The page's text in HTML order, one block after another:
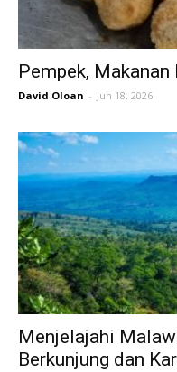
Pempek,
David Oloan - Jun 18, 2026
Menjelajahi
Berkunjung dan